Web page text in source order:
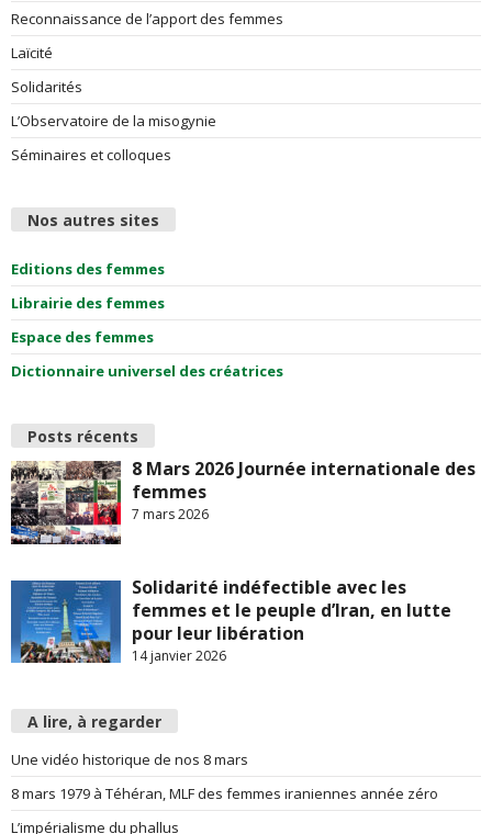
Reconnaissance de l’apport des femmes
Laïcité
Solidarités
L’Observatoire de la misogynie
Séminaires et colloques
Nos autres sites
Editions des femmes
Librairie des femmes
Espace des femmes
Dictionnaire universel des créatrices
Posts récents
8 Mars 2026 Journée internationale des
femmes
7 mars 2026
Solidarité indéfectible avec les
femmes et le peuple d’Iran, en lutte
pour leur libération
14 janvier 2026
A lire, à regarder
Une vidéo historique de nos 8 mars
8 mars 1979 à Téhéran, MLF des femmes iraniennes année zéro
L’impérialisme du phallus